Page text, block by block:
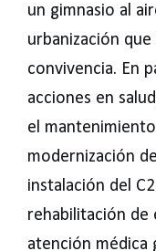
un gimnasio al
urbanización
convivencia. En
acciones en
el
modernización
instalación del
rehabilitación de
atención médica